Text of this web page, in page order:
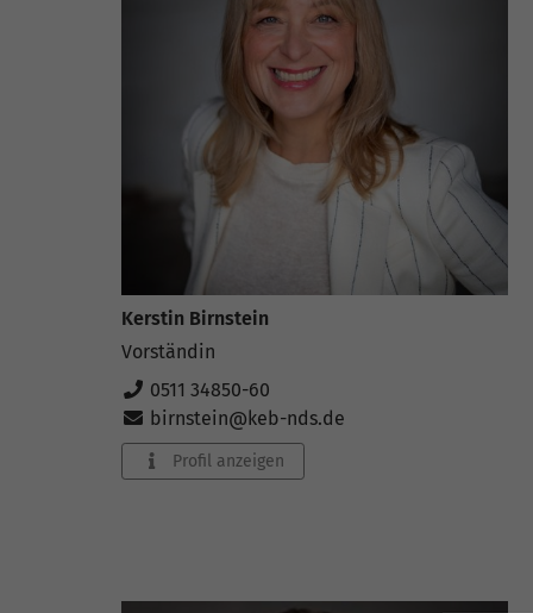
Kerstin Birnstein
Vorständin
0511 34850-60
birnstein@keb-nds.de
Profil anzeigen